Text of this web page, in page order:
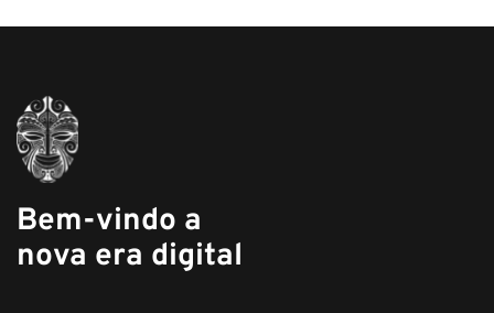
Bem-vindo a
nova era digital